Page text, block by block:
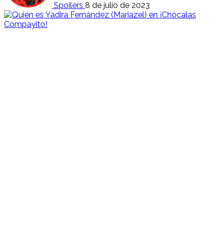
Spoilers 8 de julio de 2023